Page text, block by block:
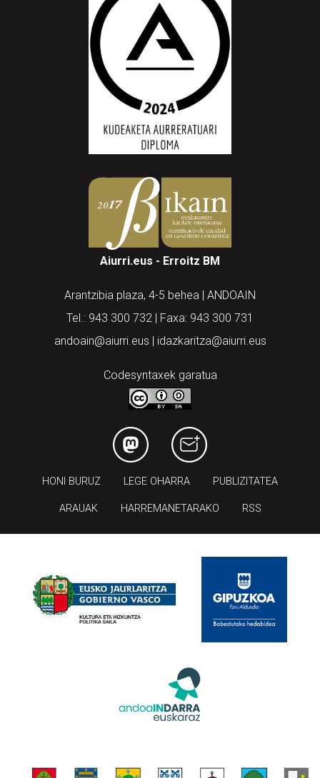
Aiurri.eus - Erroitz BM
Arantzibia plaza, 4-5 behea | ANDOAIN
Tel.: 943 300 732 | Faxa: 943 300 731
andoain@aiurri.eus | idazkaritza@aiurri.eus
Codesyntaxek garatua
HONI BURUZ LEGE OHARRA PUBLIZITATEA
ARAUAK HARREMANETARAKO RSS